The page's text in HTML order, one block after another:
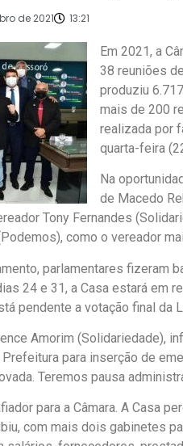
de 2021 13:21
Em 2021, a
38 reuniões
produziu
mais de 200
realizada por
quarta-feira
Na
de Macedo
Tony Fernandes
como o vereador
parlamentares fizeram
24 e 31, a Casa estará em
pendente a votação final da
Amorim (Solidariedade),
Prefeitura para inserção de
Teremos pausa
para a Câmara. A Casa
com mais dois gabinetes